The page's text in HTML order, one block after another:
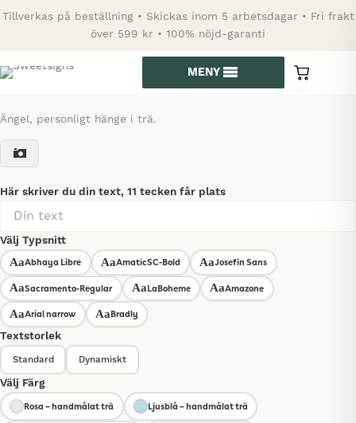
Tillverkas på beställning • Skickas inom 5 arbetsdagar • Fri frakt
över 599 kr • 100% nöjd-garanti
MENY 0
Ängel, personligt hänge i trä.
Här skriver du din text, 11 tecken får plats
Välj Typsnitt
AaAbhaya Libre AaAmaticSC-Bold AaJosefin Sans
AaSacramento-Regular AaLaBoheme AaAmazone
AaArial narrow AaBradly
Textstorlek
Standard Dynamiskt
Välj Färg
Rosa – handmålat trä Ljusblå – handmålat trä